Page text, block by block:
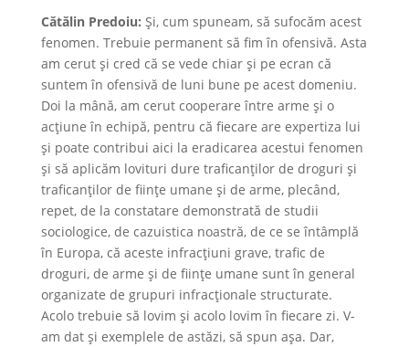
Cătălin Predoiu: Și, cum spuneam, să sufocăm acest
fenomen. Trebuie permanent să fim în ofensivă. Asta
am cerut și cred că se vede chiar și pe ecran că
suntem în ofensivă de luni bune pe acest domeniu.
Doi la mână, am cerut cooperare între arme și o
acțiune în echipă, pentru că fiecare are expertiza lui
și poate contribui aici la eradicarea acestui fenomen
și să aplicăm lovituri dure traficanților de droguri și
traficanților de ființe umane și de arme, plecând,
repet, de la constatare demonstrată de studii
sociologice, de cazuistica noastră, de ce se întâmplă
în Europa, că aceste infracțiuni grave, trafic de
droguri, de arme și de ființe umane sunt în general
organizate de grupuri infracționale structurate.
Acolo trebuie să lovim și acolo lovim în fiecare zi. V-
am dat și exemplele de astăzi, să spun așa. Dar,